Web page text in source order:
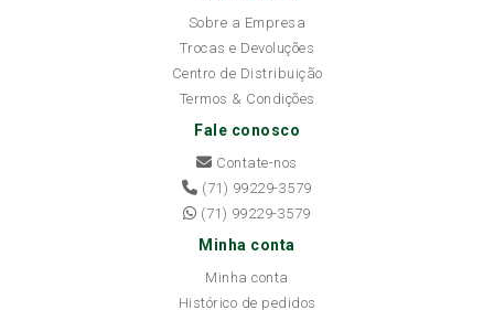
Sobre a Empresa
Trocas e Devoluções
Centro de Distribuição
Termos & Condições
Fale conosco
Contate-nos
(71) 99229-3579
(71) 99229-3579
Minha conta
Minha conta
Histórico de pedidos